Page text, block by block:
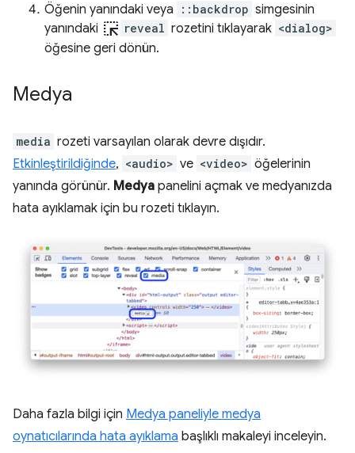
Öğenin yanındaki veya ::backdrop simgesinin
yanındaki ink_selection reveal rozetini tıklayarak <dialog>
öğesine geri dönün.
Medya
media rozeti varsayılan olarak devre dışıdır.
Etkinleştirildiğinde, <audio> ve <video> öğelerinin
yanında görünür. Medya panelini açmak ve medyanızda
hata ayıklamak için bu rozeti tıklayın.
Daha fazla bilgi için Medya paneliyle medya
oynatıcılarında hata ayıklama başlıklı makaleyi inceleyin.